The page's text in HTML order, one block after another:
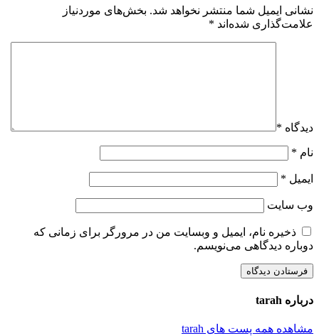
نشانی ایمیل شما منتشر نخواهد شد. بخش‌های موردنیاز
علامت‌گذاری شده‌اند *
دیدگاه *
نام *
ایمیل *
وب‌ سایت
ذخیره نام، ایمیل و وبسایت من در مرورگر برای زمانی که
دوباره دیدگاهی می‌نویسم.
درباره tarah
مشاهده همه پست های tarah